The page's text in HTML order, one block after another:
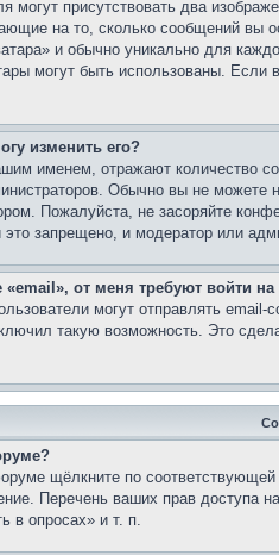
могут присутствовать два
на то, сколько сообщений вы
и обычно уникально для
могут быть использованы.
изменить его?
именем, отражают количество
Обычно вы не можете
Пожалуйста, не засоряйте
запрещено, и модератор или
от меня требуют войти
могут отправлять
такую возможность. Это
щёлкните по
Перечень ваших прав доступа
в опросах» и т. п.